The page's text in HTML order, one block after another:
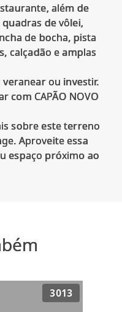
além de
de vôlei,
de bocha, pista
calçadão e amplas
ou investir.
com CAPÃO NOVO
sobre este terreno
Aproveite essa
espaço próximo ao
3013